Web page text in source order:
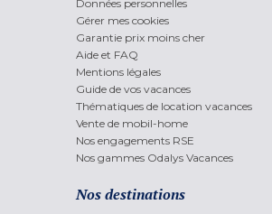
Données personnelles
Gérer mes cookies
Garantie prix moins cher
Aide et FAQ
Mentions légales
Guide de vos vacances
Thématiques de location vacances
Vente de mobil-home
Nos engagements RSE
Nos gammes Odalys Vacances
Nos destinations